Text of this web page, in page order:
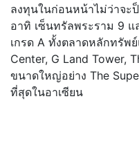
ลงทุนในก่อนหน้าไม่ว่าจะ
อาทิ เซ็นทรัลพระราม 9 แ
เกรด A ทั้งตลาดหลักทรัพ
Center, G Land Tower,
ขนาดใหญ่อย่าง The
ที่สุดในอาเซียน